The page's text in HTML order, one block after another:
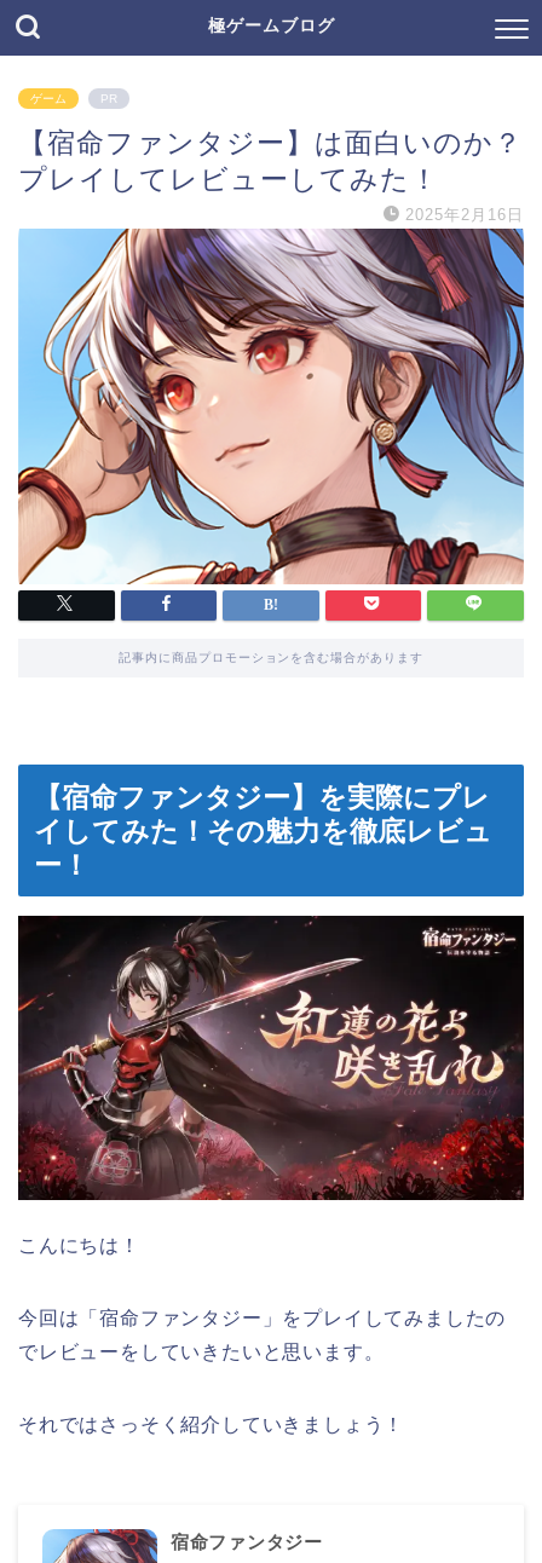
極ゲームブログ
ゲーム PR
【宿命ファンタジー】は面白いのか？
プレイしてレビューしてみた！
2025年2月16日
記事内に商品プロモーションを含む場合があります
【宿命ファンタジー】を実際にプレ
イしてみた！その魅力を徹底レビュ
ー！
こんにちは！
今回は「宿命ファンタジー」をプレイしてみましたの
でレビューをしていきたいと思います。
それではさっそく紹介していきましょう！
宿命ファンタジー